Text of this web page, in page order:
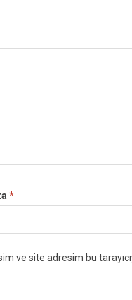
*
ve site adresim bu